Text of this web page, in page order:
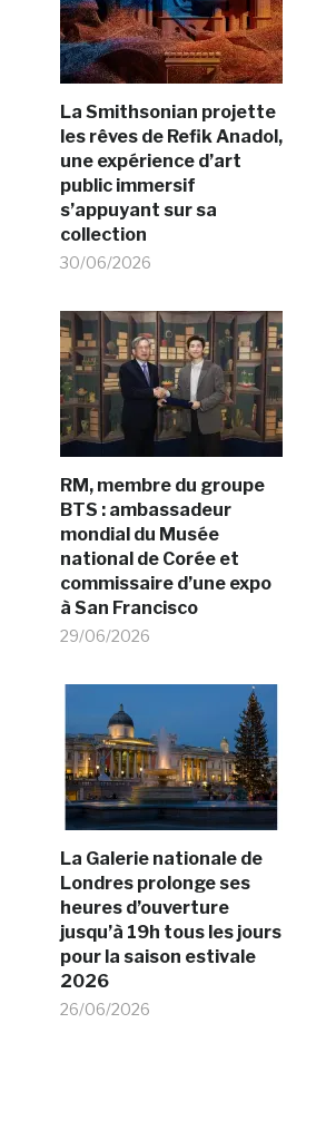
La Smithsonian projette
les rêves de Refik Anadol,
une expérience d’art
public immersif
s’appuyant sur sa
collection
30/06/2026
RM, membre du groupe
BTS : ambassadeur
mondial du Musée
national de Corée et
commissaire d’une expo
à San Francisco
29/06/2026
La Galerie nationale de
Londres prolonge ses
heures d’ouverture
jusqu’à 19h tous les jours
pour la saison estivale
2026
26/06/2026